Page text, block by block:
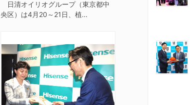
日清オイリオグループ（東京都中
央区）は4月20～21日、植…